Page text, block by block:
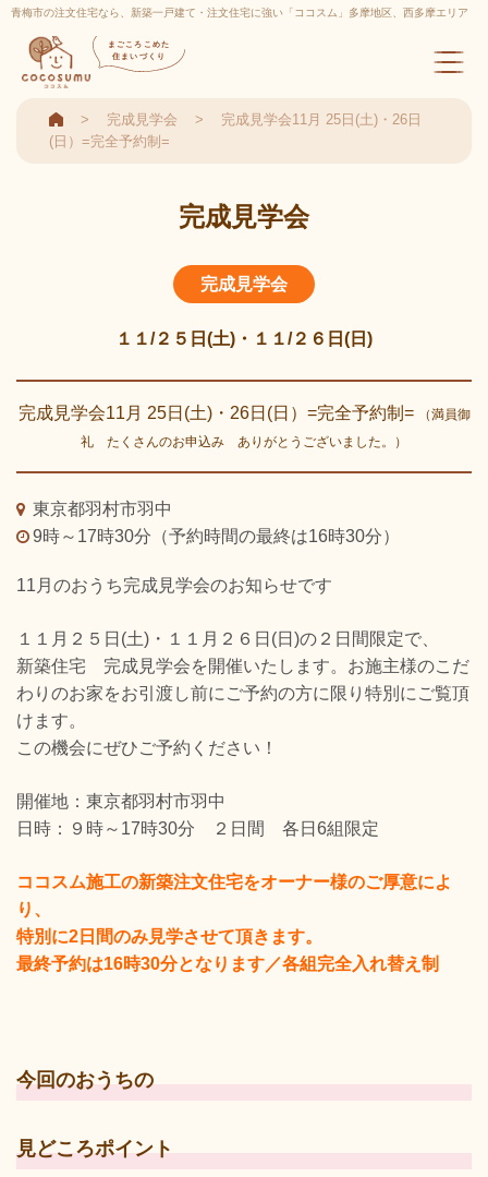
青梅市の注文住宅なら、新築一戸建て・注文住宅に強い「ココスム」多摩地区、西多摩エリア
実績多数
まごころこめた
住まいづくり
完成見学会
完成見学会11月 25日(土)・26日
(日）=完全予約制=
完成見学会
完成見学会
１１/２５日(土)・１１/２６日(日)
完成見学会11月 25日(土)・26日(日）=完全予約制=
（満員御
礼 たくさんのお申込み ありがとうございました。）
東京都羽村市羽中
9時～17時30分（予約時間の最終は16時30分）
11月のおうち完成見学会のお知らせです
１１月２５日(土)・１１月２６日(日)の２日間限定で、
新築住宅 完成見学会を開催いたします。お施主様のこだ
わりのお家をお引渡し前にご予約の方に限り特別にご覧頂
けます。
この機会にぜひご予約ください！
開催地：東京都羽村市羽中
日時：９時～17時30分 ２日間 各日6組限定
ココスム施工の新築注文住宅をオーナー様のご厚意によ
り、
特別に2日間のみ見学させて頂きます。
最終予約は16時30分となります／各組完全入れ替え制
今回のおうちの
見どころポイント